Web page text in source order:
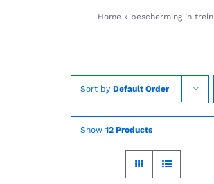
Home» bescherming in trein
Sort by Default Order
Show 12 Products